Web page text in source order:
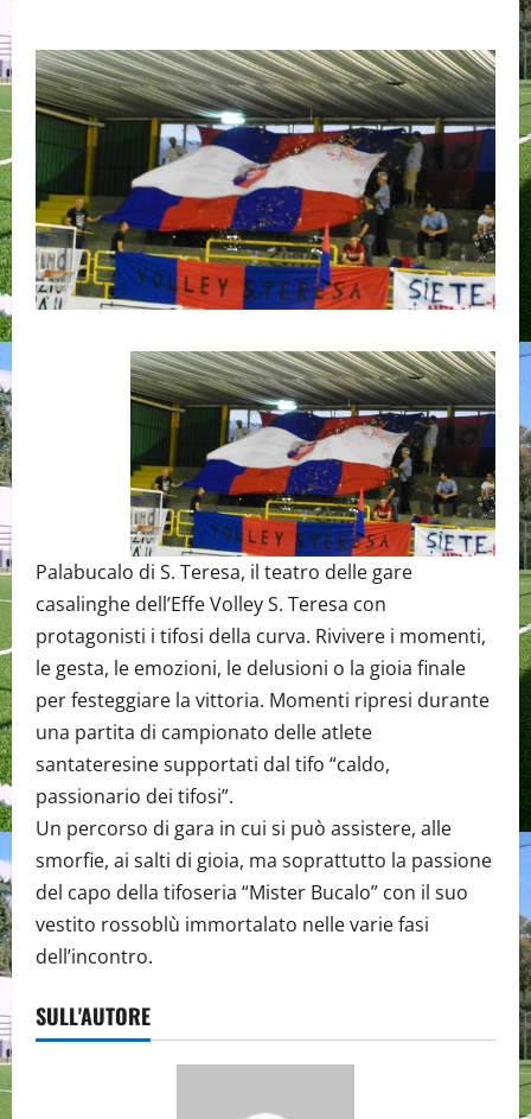
Palabucalo di S. Teresa, il teatro delle gare
casalinghe dell’Effe Volley S. Teresa con
protagonisti i tifosi della curva. Rivivere i momenti,
le gesta, le emozioni, le delusioni o la gioia finale
per festeggiare la vittoria. Momenti ripresi durante
una partita di campionato delle atlete
santateresine supportati dal tifo “caldo,
passionario dei tifosi”.
Un percorso di gara in cui si può assistere, alle
smorfie, ai salti di gioia, ma soprattutto la passione
del capo della tifoseria “Mister Bucalo” con il suo
vestito rossoblù immortalato nelle varie fasi
dell’incontro.
SULL'AUTORE